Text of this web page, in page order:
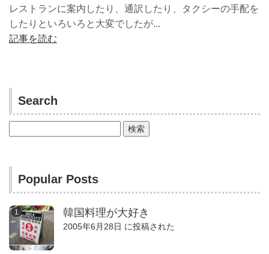
レストランに案内したり、通訳したり、タクシーの手配を
したりといろいろと大変でしたが...
記事を読む
Search
索:
Popular Posts
韓国料理が大好き
2005年6月28日 に投稿された